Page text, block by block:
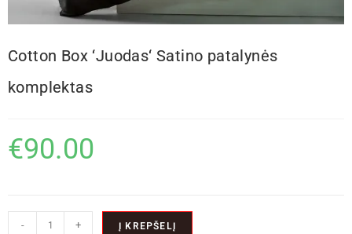
Cotton Box ‘Juodas‘ Satino patalynės
komplektas
€90.00
- + Į KREPŠELĮ